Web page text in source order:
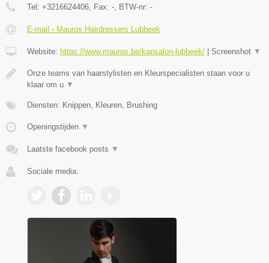
Tel: +3216624406 , Fax: - , BTW-nr: -
E-mail › Mauros Hairdressers Lubbeek
Website: https://www.mauros.be/kapsalon-lubbeek/ | Screenshot ▼
Onze teams van haarstylisten en Kleurspecialisten staan voor u
klaar om u ▼
Diensten: Knippen, Kleuren, Brushing
Openingstijden ▼
Laatste facebook posts ▼
Sociale media: